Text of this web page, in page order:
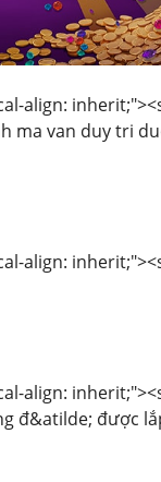
align:
ma van duy tri
align:
align:
đ&atilde; được